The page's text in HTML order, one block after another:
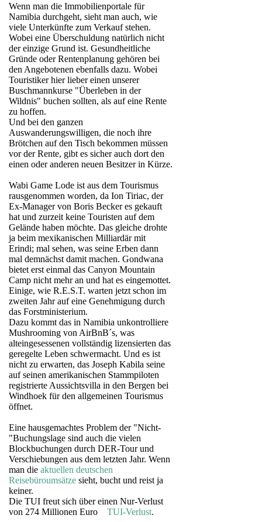
Wenn man die Immobilienportale für
Namibia durchgeht, sieht man auch, wie
viele Unterkünfte zum Verkauf stehen.
Wobei eine Überschuldung natürlich nicht
der einzige Grund ist. Gesundheitliche
Gründe oder Rentenplanung gehören bei
den Angebotenen ebenfalls dazu. Wobei
Touristiker hier lieber einen unserer
Buschmannkurse "Überleben in der
Wildnis" buchen sollten, als auf eine Rente
zu hoffen.
Und bei den ganzen
Auswanderungswilligen, die noch ihre
Brötchen auf den Tisch bekommen müssen
vor der Rente, gibt es sicher auch dort den
einen oder anderen neuen Besitzer in Kürze.
Wabi Game Lode ist aus dem Tourismus
rausgenommen worden, da Ion Tiriac, der
Ex-Manager von Boris Becker es gekauft
hat und zurzeit keine Touristen auf dem
Gelände haben möchte. Das gleiche drohte
ja beim mexikanischen Milliardär mit
Erindi; mal sehen, was seine Erben dann
mal demnächst damit machen. Gondwana
bietet erst einmal das Canyon Mountain
Camp nicht mehr an und hat es eingemottet.
Einige, wie R.E.S.T. warten jetzt schon im
zweiten Jahr auf eine Genehmigung durch
das Forstministerium.
Dazu kommt das in Namibia unkontrolliere
Mushrooming von AirBnB´s, was
alteingesessenen vollständig lizensierten das
geregelte Leben schwermacht. Und es ist
nicht zu erwarten, das Joseph Kabila seine
auf seinen amerikanischen Stammpiloten
registrierte Aussichtsvilla in den Bergen bei
Windhoek für den allgemeinen Tourismus
öffnet.
Eine hausgemachtes Problem der "Nicht-
"Buchungslage sind auch die vielen
Blockbuchungen durch DER-Tour und
Verschiebungen aus dem letzten Jahr. Wenn
man die aktuellen deutschen
Reisebüroumsätze sieht, bucht und reist ja
keiner.
Die TUI freut sich über einen Nur-Verlust
von 274 Millionen Euro TUI-Verlust.